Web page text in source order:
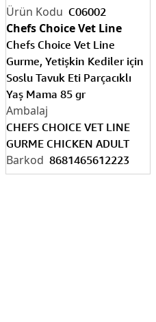
C06002
CHEFS CHOICE VET LINE
GURME CHICKEN ADULT
Chefs Choice Vet Line
Chefs Choice Vet Line
Gurme, Yetişkin Kediler için
Soslu Tavuk Eti Parçacıklı
Yaş Mama 85 gr
8681465612223